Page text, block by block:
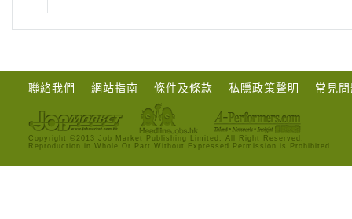
聯絡我們 網站指南 條件及條款 私隱政策聲明 常見
Copyright ©2013 Job Market Publishing Limited. All Right Reserved.
Reproduction in Whole Or Part Without Expressed Permission is Prohibited.